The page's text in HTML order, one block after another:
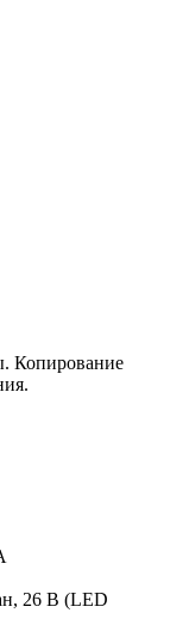
Копирование
26 В (LED